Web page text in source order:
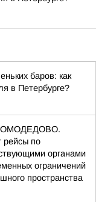
баров: как
в Петербурге?
ДОМОДЕДОВО.
рейсы по
органами
ограничений
пространства